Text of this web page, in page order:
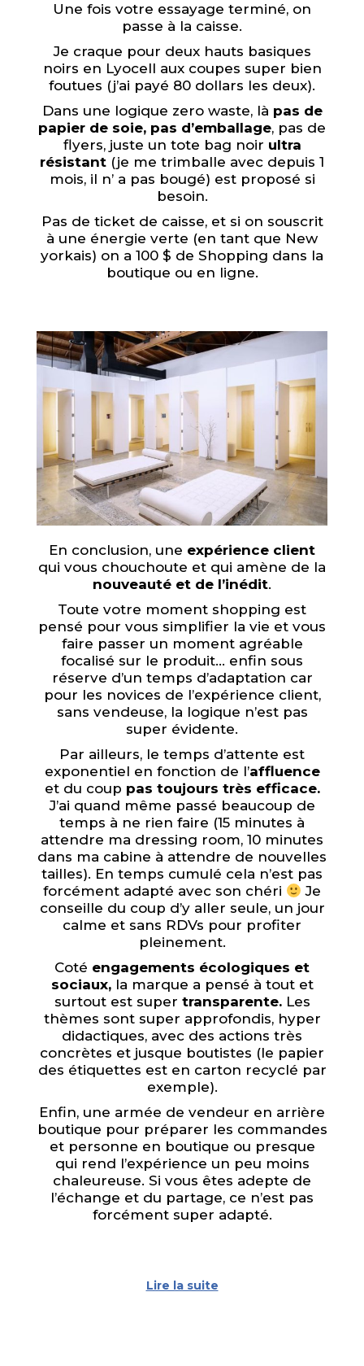
Une fois votre essayage terminé, on
passe à la caisse.
Je craque pour deux hauts basiques
noirs en Lyocell aux coupes super bien
foutues (j’ai payé 80 dollars les deux).
Dans une logique zero waste, là pas de
papier de soie, pas d’emballage, pas de
flyers, juste un tote bag noir ultra
résistant (je me trimballe avec depuis 1
mois, il n’ a pas bougé) est proposé si
besoin.
Pas de ticket de caisse, et si on souscrit
à une énergie verte (en tant que New
yorkais) on a 100 $ de Shopping dans la
boutique ou en ligne.
En conclusion, une expérience client
qui vous chouchoute et qui amène de la
nouveauté et de l’inédit.
Toute votre moment shopping est
pensé pour vous simplifier la vie et vous
faire passer un moment agréable
focalisé sur le produit… enfin sous
réserve d’un temps d’adaptation car
pour les novices de l’expérience client,
sans vendeuse, la logique n’est pas
super évidente.
Par ailleurs, le temps d’attente est
exponentiel en fonction de l’affluence
et du coup pas toujours très efficace.
J’ai quand même passé beaucoup de
temps à ne rien faire (15 minutes à
attendre ma dressing room, 10 minutes
dans ma cabine à attendre de nouvelles
tailles). En temps cumulé cela n’est pas
forcément adapté avec son chéri
Je
conseille du coup d’y aller seule, un jour
calme et sans RDVs pour profiter
pleinement.
Coté engagements écologiques et
sociaux,la marque a pensé à tout et
surtout est super transparente.Les
thèmes sont super approfondis, hyper
didactiques, avec des actions très
concrètes et jusque boutistes (le papier
des étiquettes est en carton recyclé par
exemple).
Enfin, une armée de vendeur en arrière
boutique pour préparer les commandes
et personne en boutique ou presque
qui rend l’expérience un peu moins
chaleureuse. Si vous êtes adepte de
l’échange et du partage, ce n’est pas
forcément super adapté.
Lire la suite